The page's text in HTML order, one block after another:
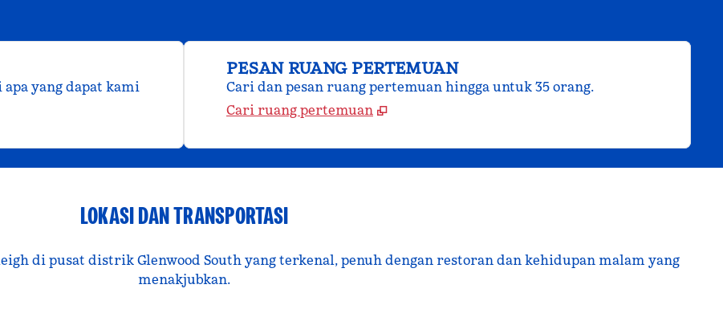
yang dapat kami
PESAN RUANG PERTEMUAN
Cari dan pesan ruang pertemuan hingga untuk 35 orang.
Cari ruang pertemuan
LOKASI DAN TRANSPORTASI
di pusat distrik Glenwood South yang terkenal, penuh dengan restoran dan kehidupan malam yang
menakjubkan.